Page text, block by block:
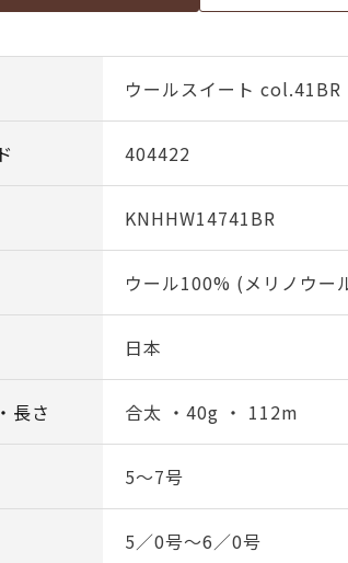
ウールスイート col.41BR
404422
KNHHW14741BR
ウール100% (メリノウー
日本
長さ 合太 ・40g ・ 112m
5～7号
5／0号～6／0号